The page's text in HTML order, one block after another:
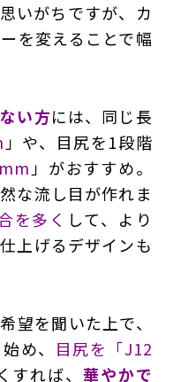
いがちですが、カ
を変えることで幅
い方には、同じ長
」や、目尻を1段階
」がおすすめ。
な流し目が作れま
を多く して、より
上げるデザインも
望を聞いた上で、
め、 目尻を「J12
すれば、 華やかで